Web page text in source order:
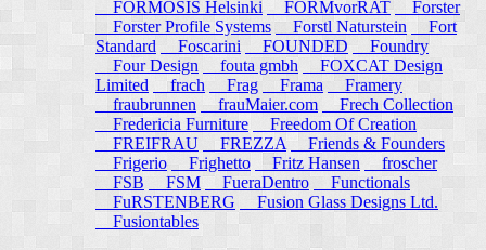
FORMOSIS Helsinki
FORMvorRAT
Forster
Forster Profile Systems
Forstl Naturstein
Fort
Standard
Foscarini FOUNDED
Foundry
Four Design
fouta gmbh
FOXCAT Design
Limited
frach Frag Frama
Framery
fraubrunnen
frauMaier.com
Frech Collection
Fredericia Furniture
Freedom Of Creation
FREIFRAU
FREZZA
Friends & Founders
Frigerio
Frighetto Fritz Hansen
froscher
FSB
FSM FueraDentro
Functionals
FuRSTENBERG
Fusion Glass Designs Ltd.
Fusiontables